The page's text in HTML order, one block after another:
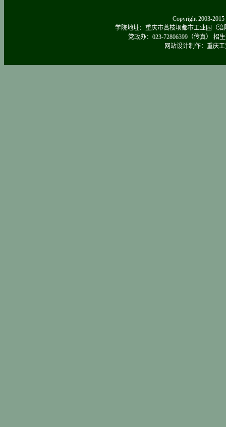
Copyright 2003-
学院地址：重庆市蒿枝坝都市工业园（涪
党政办：023-72806399（传真） 招
网站设计制作：重庆